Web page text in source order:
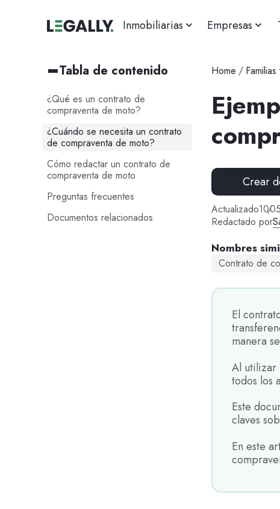
Inmobiliarias Empresas
Home /
Crear
Actualizado10/
Redactado por
Nombres
Contrato de
El
manera
Al utilizar
todos los
Este
claves
En este
Tabla de contenido
¿Qué es un contrato de
compraventa de moto?
¿Cuándo se necesita un contrato
de compraventa de moto?
Cómo redactar un contrato de
compraventa de moto
Preguntas frecuentes
Documentos relacionados